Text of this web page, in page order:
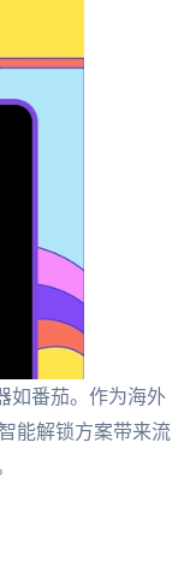
如番茄。作为海外
能解锁方案带来流